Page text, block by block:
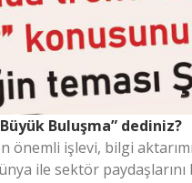
Buluşma” dediniz?
işlevi, bilgi
ile sektör